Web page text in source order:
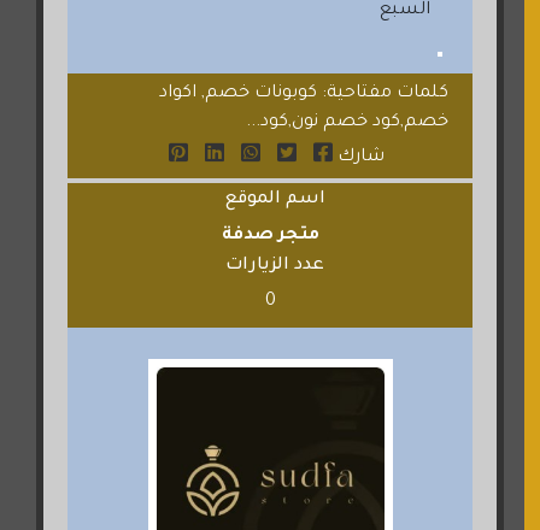
السبع
كلمات مفتاحية: كوبونات خصم, اكواد
خصم,كود خصم نون,كود...
شارك
اسم الموقع
متجر صدفة
عدد الزيارات
0